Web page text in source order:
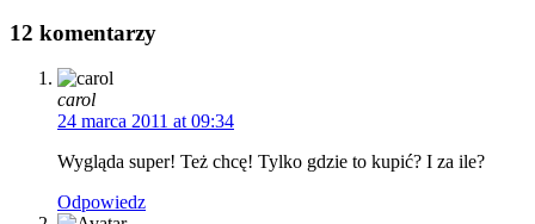
12 komentarzy
carol
24 marca 2011 at 09:34
Wygląda super! Też chcę! Tylko gdzie to kupić? I za ile?
Odpowiedz